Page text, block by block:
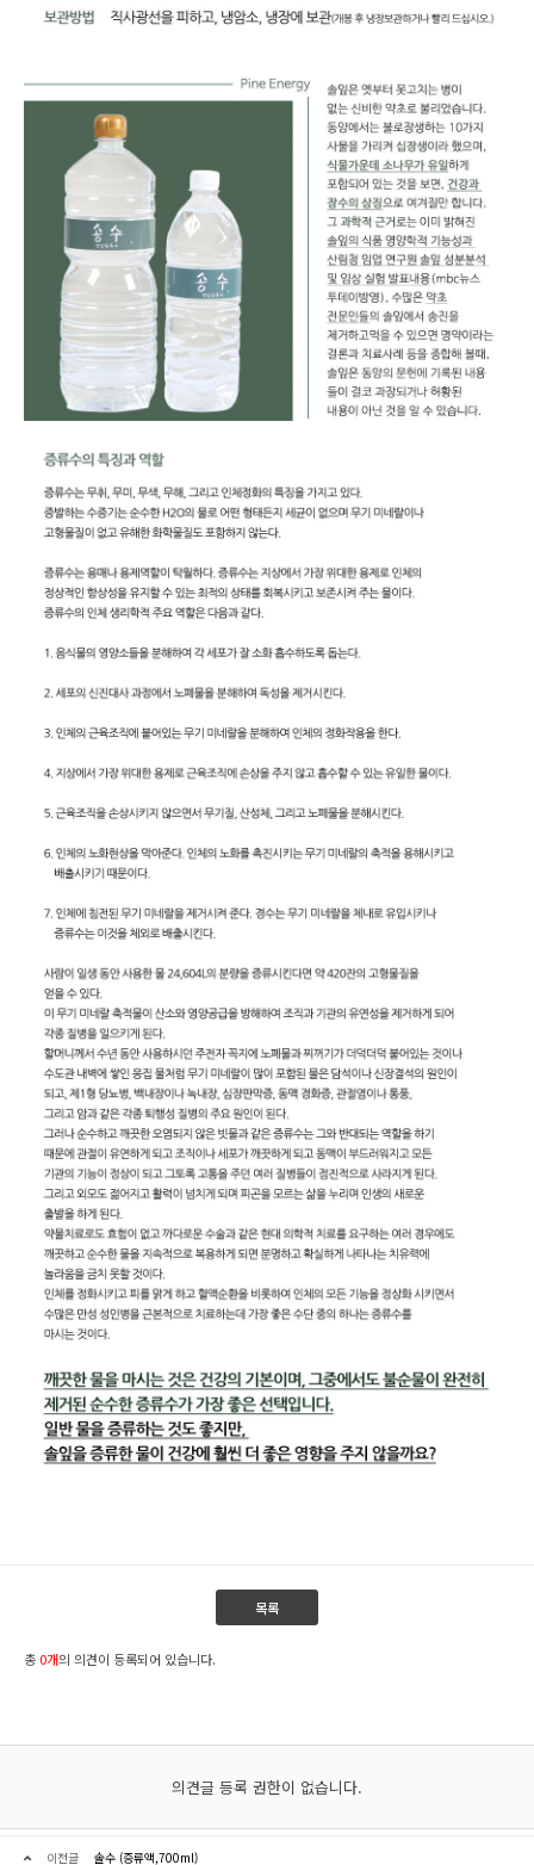
목록
총 0개의 의견이 등록되어 있습니다.
의견글 등록 권한이 없습니다.
이전글 솔수 (증류액,700ml)